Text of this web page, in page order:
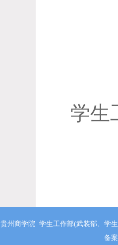
学生
贵州商学院 学生工作部(武装部、学
备